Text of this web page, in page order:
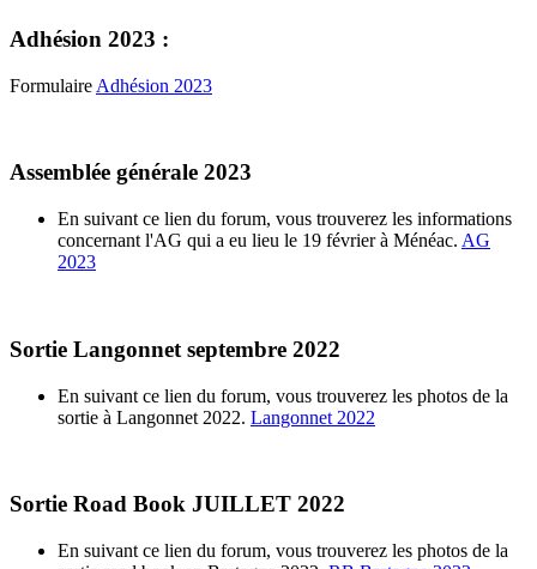
Adhésion 2023 :
Formulaire Adhésion 2023
Assemblée générale 2023
En suivant ce lien du forum, vous trouverez les informations
concernant l'AG qui a eu lieu le 19 février à Ménéac. AG
2023
Sortie Langonnet septembre 2022
En suivant ce lien du forum, vous trouverez les photos de la
sortie à Langonnet 2022. Langonnet 2022
Sortie Road Book JUILLET 2022
En suivant ce lien du forum, vous trouverez les photos de la